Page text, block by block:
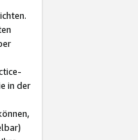
in der